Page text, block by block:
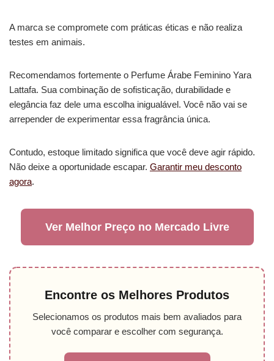
A marca se compromete com práticas éticas e não realiza
testes em animais.
Recomendamos fortemente o Perfume Árabe Feminino Yara
Lattafa. Sua combinação de sofisticação, durabilidade e
elegância faz dele uma escolha inigualável. Você não vai se
arrepender de experimentar essa fragrância única.
Contudo, estoque limitado significa que você deve agir rápido.
Não deixe a oportunidade escapar. Garantir meu desconto
agora.
Ver Melhor Preço no Mercado Livre
Encontre os Melhores Produtos
Selecionamos os produtos mais bem avaliados para
você comparar e escolher com segurança.